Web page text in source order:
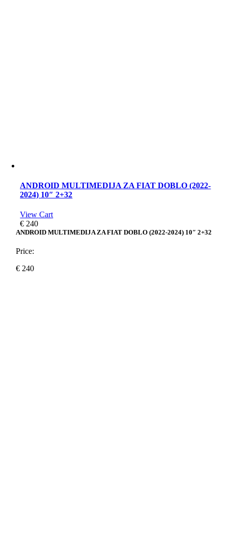
ANDROID MULTIMEDIJA ZA FIAT DOBLO (2022-
2024) 10″ 2+32
View Cart
€ 240
ANDROID MULTIMEDIJA ZA FIAT DOBLO (2022-2024) 10″ 2+32
Price:
€ 240